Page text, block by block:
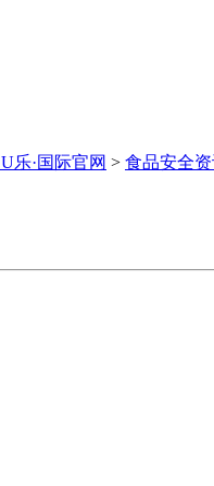
U乐·国际官网 > 食品安全